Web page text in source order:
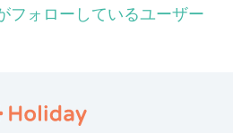
フォローしているユーザー